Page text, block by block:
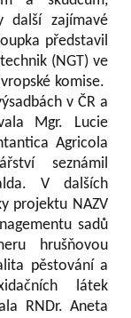
další zajímavé
představil
(NGT) ve
komise.
v ČR a
Mgr. Lucie
Agricola
seznámil
V dalších
projektu NAZV
sadů
hrušňovou
pěstování a
látek
RNDr. Aneta